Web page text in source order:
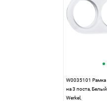
W0035101 Рамка
на 3 поста, Белый
Werkel,